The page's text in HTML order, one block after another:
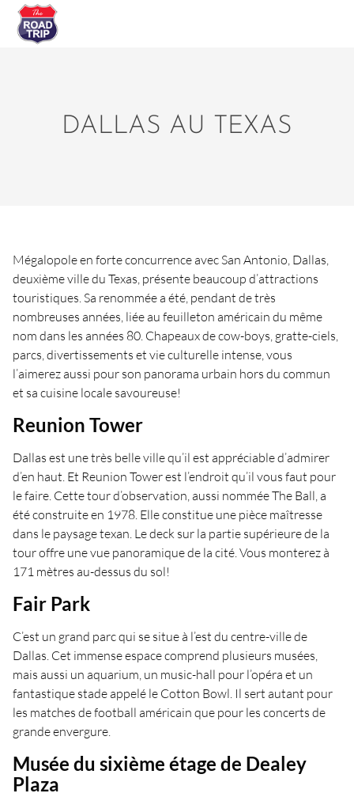
DALLAS AU TEXAS
Mégalopole en forte concurrence avec San Antonio, Dallas,
deuxième ville du Texas, présente beaucoup d’attractions
touristiques. Sa renommée a été, pendant de très
nombreuses années, liée au feuilleton américain du même
nom dans les années 80. Chapeaux de cow-boys, gratte-ciels,
parcs, divertissements et vie culturelle intense, vous
l’aimerez aussi pour son panorama urbain hors du commun
et sa cuisine locale savoureuse!
Reunion Tower
Dallas est une très belle ville qu’il est appréciable d’admirer
d’en haut. Et Reunion Tower est l’endroit qu’il vous faut pour
le faire. Cette tour d’observation, aussi nommée The Ball, a
été construite en 1978. Elle constitue une pièce maîtresse
dans le paysage texan. Le deck sur la partie supérieure de la
tour offre une vue panoramique de la cité. Vous monterez à
171 mètres au-dessus du sol!
Fair Park
C’est un grand parc qui se situe à l’est du centre-ville de
Dallas. Cet immense espace comprend plusieurs musées,
mais aussi un aquarium, un music-hall pour l’opéra et un
fantastique stade appelé le Cotton Bowl. Il sert autant pour
les matches de football américain que pour les concerts de
grande envergure.
Musée du sixième étage de Dealey
Plaza